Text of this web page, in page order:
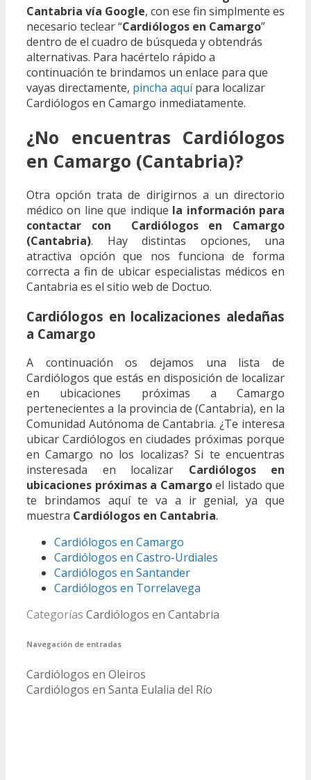
Cantabria vía Google, con ese fin simplmente es
necesario teclear “Cardiólogos en Camargo”
dentro de el cuadro de búsqueda y obtendrás
alternativas. Para hacértelo rápido a
continuación te brindamos un enlace para que
vayas directamente, pincha aquípara localizar
Cardiólogos en Camargo inmediatamente.
¿No encuentras Cardiólogos
en Camargo (Cantabria)?
Otra opción trata de dirigirnos a un directorio
médico on line que indique la información para
contactar con Cardiólogos en Camargo
(Cantabria). Hay distintas opciones, una
atractiva opción que nos funciona de forma
correcta a fin de ubicar especialistas médicos en
Cantabria es el sitio web de Doctuo.
Cardiólogos en localizaciones aledañas
a Camargo
A continuación os dejamos una lista de
Cardiólogos que estás en disposición de localizar
en ubicaciones próximas a Camargo
pertenecientes a la provincia de (Cantabria), en la
Comunidad Autónoma de Cantabria. ¿Te interesa
ubicar Cardiólogos en ciudades próximas porque
en Camargo no los localizas? Si te encuentras
insteresada en localizar Cardiólogos en
ubicaciones próximas a Camargoel listado que
te brindamos aquí te va a ir genial, ya que
muestra Cardiólogos en Cantabria.
Cardiólogos en Camargo
Cardiólogos en Castro-Urdiales
Cardiólogos en Santander
Cardiólogos en Torrelavega
Categorías Cardiólogos en Cantabria
Navegación de entradas
Cardiólogos en Oleiros
Cardiólogos en Santa Eulalia del Río